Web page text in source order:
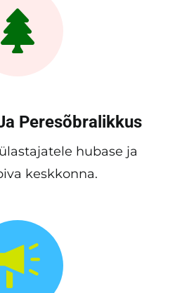
Peresõbralikkus
hubase ja
keskkonna.